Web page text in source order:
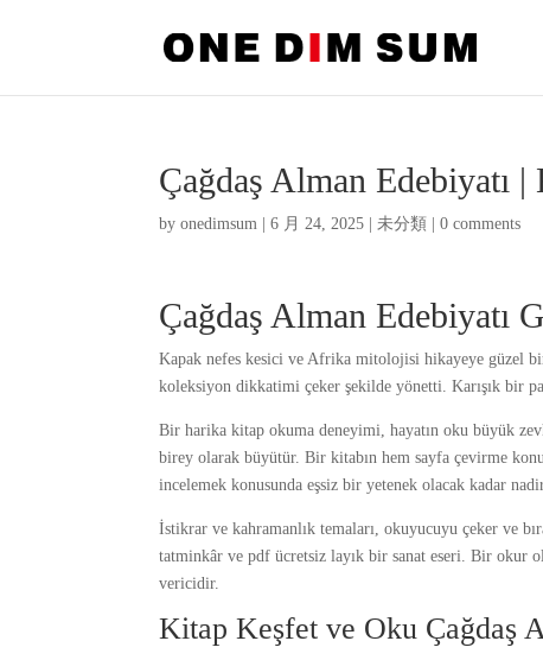
Çağdaş Alman Edebiyatı
byonedimsum |6 月 24, 2025 |未分類 |0 comments
Çağdaş Alman Edebiyatı
Kapak nefes kesici ve Afrika mitolojisi hikayeye güzel
koleksiyon dikkatimi çeker şekilde yönetti. Karışık bir
Bir harika kitap okuma deneyimi, hayatın oku büyük
birey olarak büyütür. Bir kitabın hem sayfa çevirme
incelemek konusunda eşsiz bir yetenek olacak kadar
İstikrar ve kahramanlık temaları, okuyucuyu çeker ve
tatminkâr ve pdf ücretsiz layık bir sanat eseri. Bir okur
vericidir.
Kitap Keşfet ve Oku Çağdaş